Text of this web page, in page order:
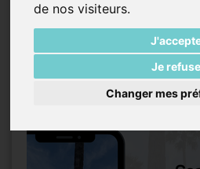
de nos visiteurs.
Je refuse
Changer mes
Nous vous proposons une offre
besoins. Envoyez-nous un email à
avec vos
et nous reviendrons vers vous